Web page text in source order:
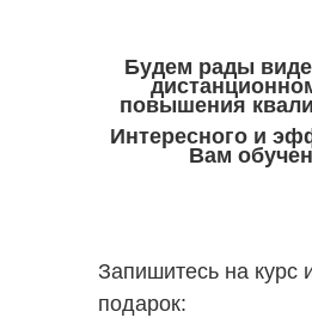
Будем рады
повышения
Интересного и
Вам
Запишитесь на курс
подарок: